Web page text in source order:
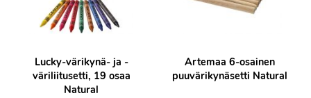
Lucky-värikynä- ja -
väriliitusetti, 19 osaa
Natural
Artemaa 6-osainen
puuvärikynäsetti Natural